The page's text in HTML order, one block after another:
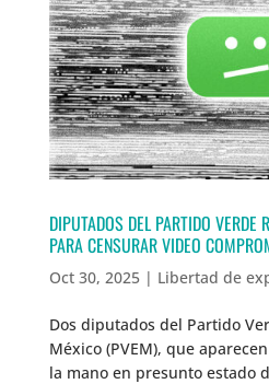
DIPUTADOS DEL PARTIDO VERDE
PARA CENSURAR VIDEO
Oct 30, 2025| Libertad de
Dos diputados del Partido
México (PVEM), que
la mano en presunto estado